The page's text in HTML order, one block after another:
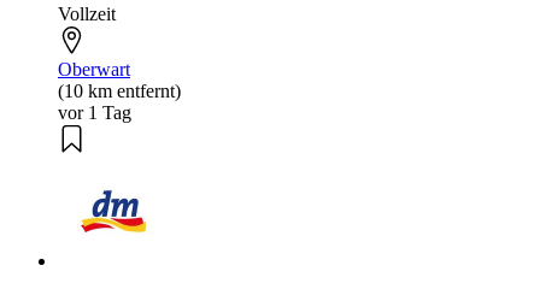
Vollzeit
Oberwart
(10 km entfernt)
vor 1 Tag